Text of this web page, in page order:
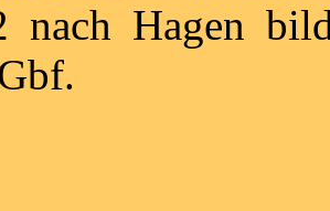
nach Hagen